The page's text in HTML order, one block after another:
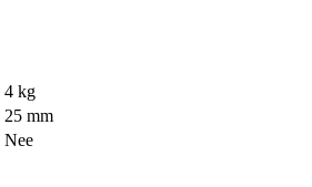
4 kg
25 mm
Nee